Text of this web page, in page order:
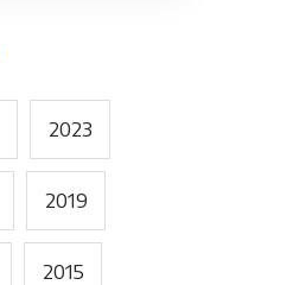
2023
2019
2015